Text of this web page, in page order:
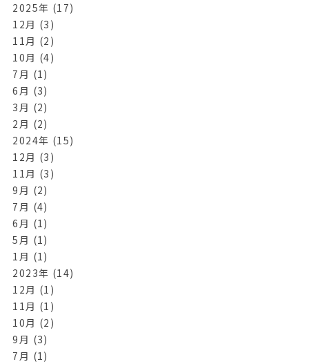
2025年 (17)
12月 (3)
11月 (2)
10月 (4)
7月 (1)
6月 (3)
3月 (2)
2月 (2)
2024年 (15)
12月 (3)
11月 (3)
9月 (2)
7月 (4)
6月 (1)
5月 (1)
1月 (1)
2023年 (14)
12月 (1)
11月 (1)
10月 (2)
9月 (3)
7月 (1)